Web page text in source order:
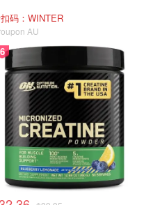
码：WINTER
AU
6